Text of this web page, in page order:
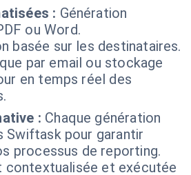
: Génération
ou Word.
basée sur les destinataires.
par email ou stockage
en temps réel des
: Chaque génération
Swiftask pour garantir
processus de reporting.
contextualisée et exécutée